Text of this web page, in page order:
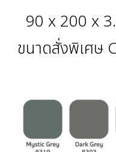
90 x 200 x
ขนาดสั่งพิเศษ